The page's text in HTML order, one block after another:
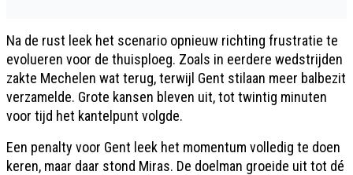
Na de rust leek het scenario opnieuw richting frustratie te
evolueren voor de thuisploeg. Zoals in eerdere wedstrijden
zakte Mechelen wat terug, terwijl Gent stilaan meer balbezit
verzamelde. Grote kansen bleven uit, tot twintig minuten
voor tijd het kantelpunt volgde.
Een penalty voor Gent leek het momentum volledig te doen
keren, maar daar stond Miras. De doelman groeide uit tot dé